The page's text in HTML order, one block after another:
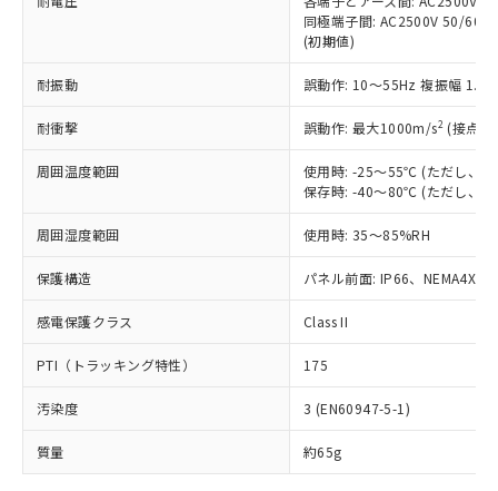
同極端子間: AC2500V 50/
(初期値)
耐振動 誤動作: 10～55Hz 複振幅
耐衝撃 誤動作: 最大1000m/s2 (接点
周囲温度範囲
使用時: -25～55℃ (ただし、氷
保存時: -40～80℃ (ただし、氷
周囲湿度範囲 使用時: 35～85%RH
保護構造 パネル前面: IP66、NEMA4X,
感電保護クラス Class II
PTI（トラッキング特性） 175
汚染度 3 (EN60947-5-1)
質量 約65g
在庫状況および標準価格照会結果は、
記載している更新日時点での社内デー
タに基づき作成されるものであり、閲
覧された時点での実際の在庫および標
準価格とは異なる場合があることをご
正式な納期状況および標準価格はお客
様のお取引先、またはお客様担当のオ
ムロン制御機器販売店・当社販売員に
オムロン制御機器販売店や当社販売拠
販売ネットワーク
」をご確認
在庫状況および標準価格結果を当社の
事前の承諾なく第三者に漏洩または開
示しないようお願いします。
マイパーツ機能（部品リスト作成サー
ビス）をご利用いただくには、I-Web
メンバーズにご登録されている必要が
むを得ず変更することがあります。
六価クロム(Cr(Ⅵ)) 1000ppm以下、ポリ臭化ビフェニル
類(PBB) 1000ppm以下、ポリ臭化ジフェニルエーテル類
(PBDE) 1000ppm以下、フタル酸ビス(2-エチルヘキシ
ル) (DEHP)(別名：DOP) 1000ppm以下、フタル酸ブチ
ルベンジル（BBP） 1000ppm以下、フタル酸ジブチル
（DBP） 1000ppm以下、フタル酸ジイソブチル
適用除外項目は除く。
フタル酸エステル類の４物質については閾値を超える意
図的な使用がないことを確認しています。
部品在庫の切り替え状況などにより、予定
月が前後することがあります。
「－」：未確認です。当社販売部門へお問
*中国RoHS10物質の基準値 (GB/T26572)：
Pb(鉛) :1000ppm、 Hg(水銀) : 1000ppm、 Cd(カドミウ
Cr(Ⅵ)(六価クロム) : 1000ppm、 PBBs(ポリ臭化ビフェ
DBP(フタル酸ジブチル) : 1000ppm、 DIBP(フタル酸ジ
イソブチル) : 1000ppm、 BBP(フタル酸ブチルベンジ
DEHP(フタル酸ビス(2-エチルヘキシル)) : 1000ppm
※2 環境保護使用期限
「ｅ」：有害物質（10物質）のすべてが基
準値以下であることを示します。
「10」：通常の使用状況下において有害物
質が外部に漏えいし、環境に深刻な影響を
及ぼさない年数を意味します。
「－」：未確認です。当社販売部門へお問
い合わせください。
為替および外国貿易法に定める商品
（以下｢規制貨物等」という）を輸出
または国外への提供する場合は、日本
国政府の輸出許可(または役務取引許
可)を取得するなどの必要な手続きを
当社は規制貨物を破棄する場合は、完
全に破砕するなど、違法に輸出されな
いよう必要な手段を講じます。
当社は貴社製品を、核兵器、ミサイ
ル、化学兵器、生物兵器またはその他
武器並びにこれらの製造装置等に一切
当社は、貴社製品を第三者に販売する
場合は、上記1、2および3の内容を当
該第三者に通知します。また当社は、
販売先および販売に係わる関係者が違
法に輸出するおそれがある場合は、取
り引きをいたしません。
一定数以上の在庫あり
一定数には満たないが在庫あり
在庫なし(最新の在庫状況につ
いては、お客様のお取引先、ま
たはお客様担当のオムロン制御
機器販売店・当社販売員にご確
受注生産機種、また在庫状況の
情報を公開していない機種